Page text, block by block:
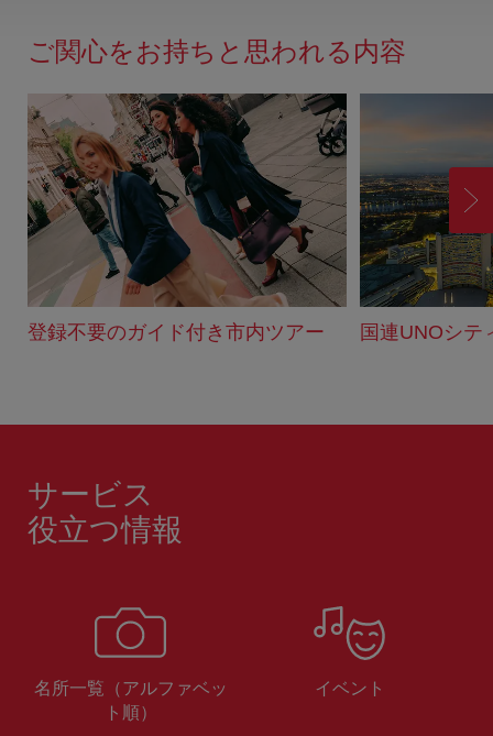
ド
ッ
ク
ご関心をお持ちと思われる内容
登録不要のガイド付き市内ツアー 国連UNOシテ
進
む
サービス
役立つ情報
名所一覧（アルファベッ
ト順）
イベント